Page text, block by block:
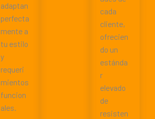
adaptan
perfecta
mente a
tu estilo
y
requeri
mientos
funcion
ales.
cada
cliente,
ofrecien
do un
estánda
r
elevado
de
resisten